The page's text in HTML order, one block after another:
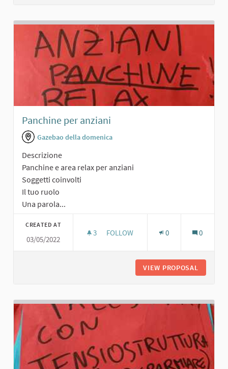
Panchine per anziani
Gazebao della domenica
Descrizione
Panchine e area relax per anziani
Soggetti coinvolti
Il tuo ruolo
Una parola...
CREATED AT
03/05/2022
3 3 FOLLOWERS
FOLLOW 0 0
VIEW PROPOSAL